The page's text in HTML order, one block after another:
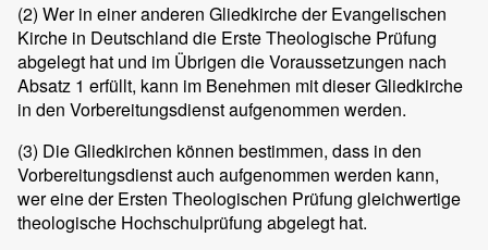
(2) Wer in einer anderen Gliedkirche der Evangelischen
Kirche in Deutschland die Erste Theologische Prüfung
abgelegt hat und im Übrigen die Voraussetzungen nach
Absatz 1 erfüllt, kann im Benehmen mit dieser Gliedkirche
in den Vorbereitungsdienst aufgenommen werden.
(3) Die Gliedkirchen können bestimmen, dass in den
Vorbereitungsdienst auch aufgenommen werden kann,
wer eine der Ersten Theologischen Prüfung gleichwertige
theologische Hochschulprüfung abgelegt hat.